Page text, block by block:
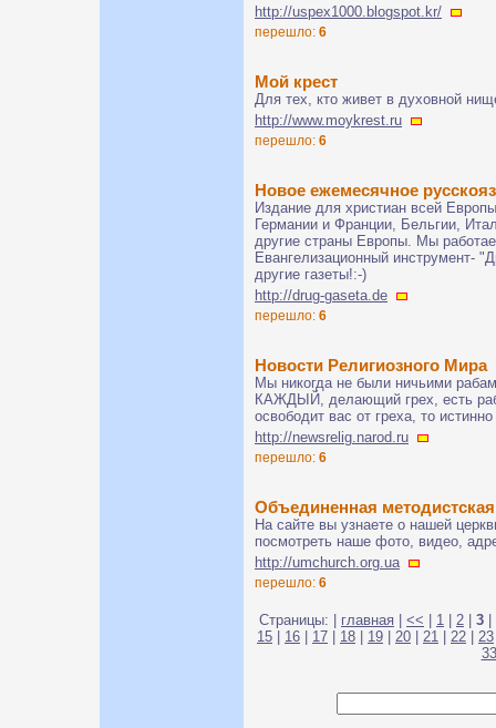
http://uspex1000.blogspot.kr/
перешло: 6
Мой крест
Для тех, кто живет в духовной
http://www.moykrest.ru
перешло: 6
Новое ежемесячное
Издание для христиан всей
Германии и Франции, Бельгии,
другие страны Европы. Мы
Евангелизационный инструмент-
другие газеты!:-)
http://drug-gaseta.de
перешло: 6
Новости Религиозного Мира
Мы никогда не были ничьими
КАЖДЫЙ, делающий грех, есть
освободит вас от греха, то
http://newsrelig.narod.ru
перешло: 6
Объединенная
На сайте вы узнаете о нашей
посмотреть наше фото, видео,
http://umchurch.org.ua
перешло: 6
Страницы: | главная << 1 2 3
15
16 17 18 19 20 21 22 23
33